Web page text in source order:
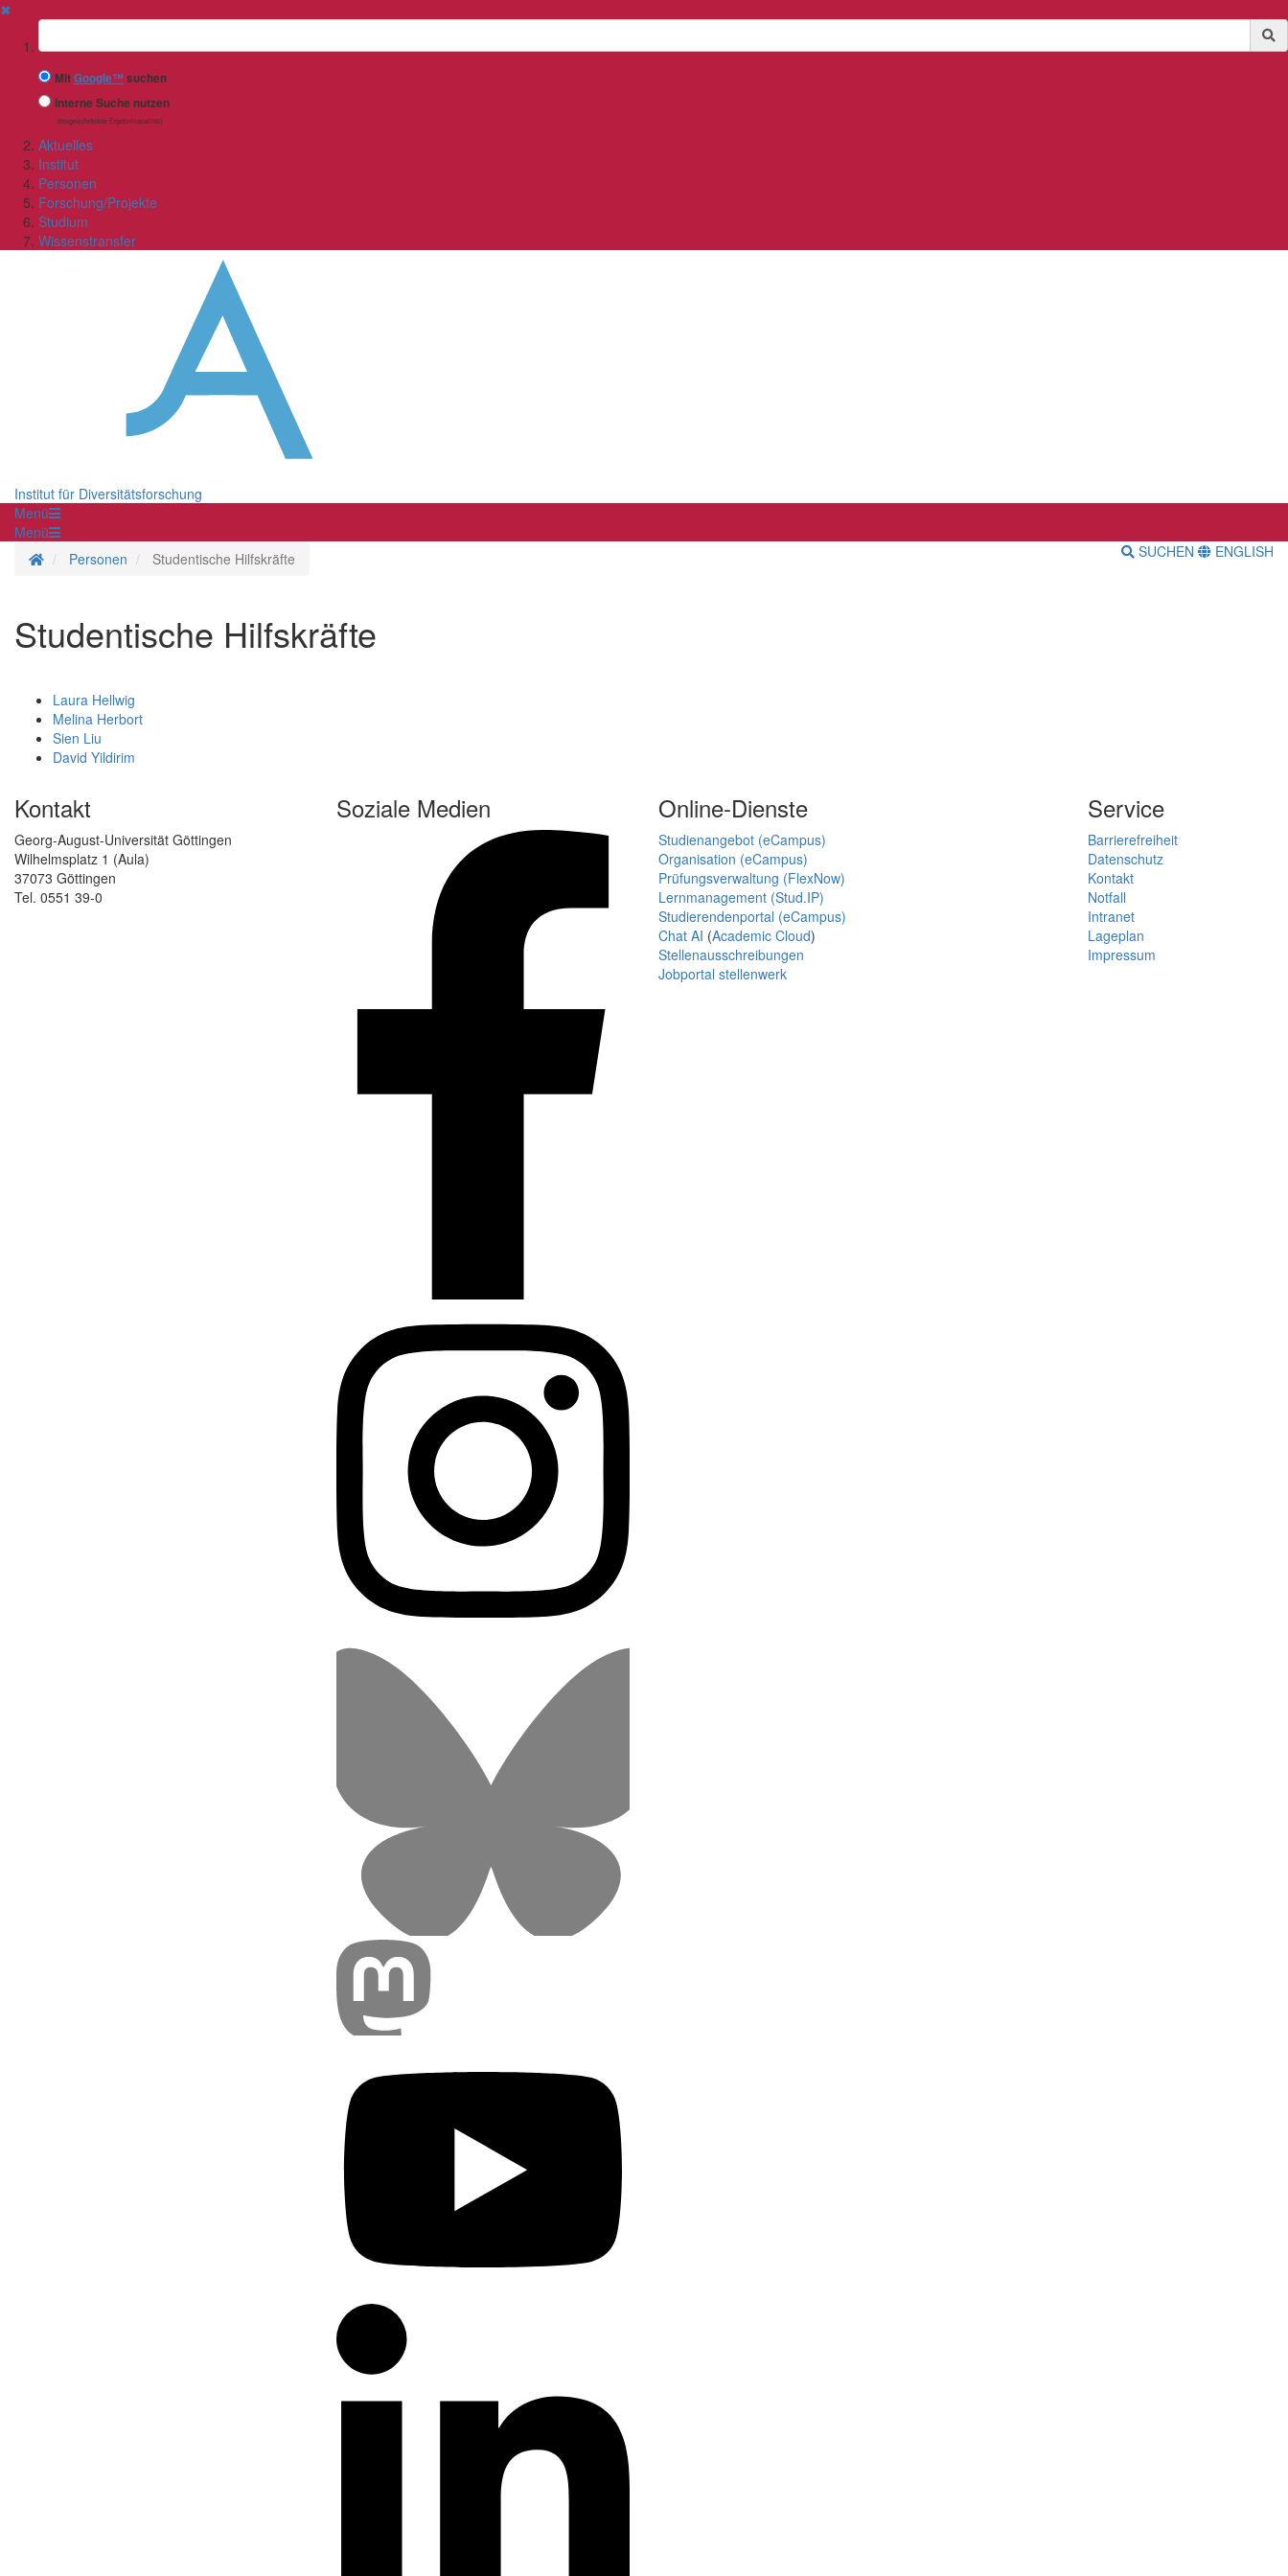
✖
Suchbegriff
MitGoogle™ suchen
Interne Suche nutzen
(eingeschränkte Ergebnisqualität)
Aktuelles
Institut
Personen
Forschung/Projekte
Studium
Wissenstransfer
Institut für Diversitätsforschung
Menü
Menü
Startseite
Personen Studentische Hilfskräfte SUCHEN ENGLISH
Studentische Hilfskräfte
Laura Hellwig
Melina Herbort
Sien Liu
David Yildirim
Kontakt
Georg-August-Universität Göttingen
Wilhelmsplatz 1 (Aula)
37073 Göttingen
Tel. 0551 39-0
Soziale Medien Online-Dienste
Studienangebot (eCampus)
Organisation (eCampus)
Prüfungsverwaltung (FlexNow)
Lernmanagement (Stud.IP)
Studierendenportal (eCampus)
Chat AI (Academic Cloud)
Stellenausschreibungen
Jobportal stellenwerk
Service
Barrierefreiheit
Datenschutz
Kontakt
Notfall
Intranet
Lageplan
Impressum